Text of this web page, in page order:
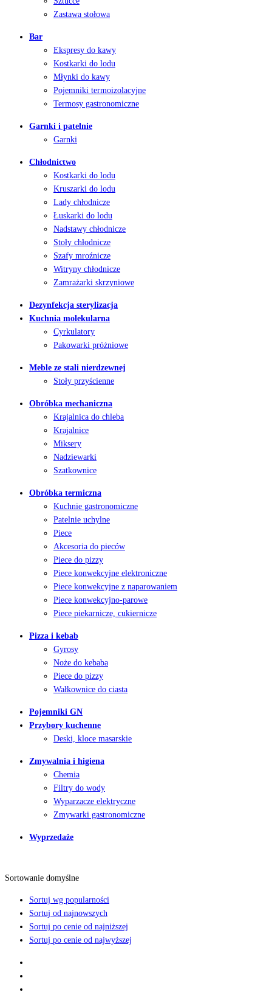
Zastawa stołowa
Bar
Ekspresy do kawy
Kostkarki do lodu
Młynki do kawy
Pojemniki termoizolacyjne
Termosy gastronomiczne
Garnki i patelnie
Garnki
Chłodnictwo
Kostkarki do lodu
Kruszarki do lodu
Lady chłodnicze
Łuskarki do lodu
Nadstawy chłodnicze
Stoły chłodnicze
Szafy mroźnicze
Witryny chłodnicze
Zamrażarki skrzyniowe
Dezynfekcja sterylizacja
Kuchnia molekularna
Cyrkulatory
Pakowarki próżniowe
Meble ze stali nierdzewnej
Stoły przyścienne
Obróbka mechaniczna
Krajalnica do chleba
Krajalnice
Miksery
Nadziewarki
Szatkownice
Obróbka termiczna
Kuchnie gastronomiczne
Patelnie uchylne
Piece
Akcesoria do pieców
Piece do pizzy
Piece konwekcyjne elektroniczne
Piece konwekcyjne z naparowaniem
Piece konwekcyjno-parowe
Piece piekarnicze, cukiernicze
Pizza i kebab
Gyrosy
Noże do kebaba
Piece do pizzy
Wałkownice do ciasta
Pojemniki GN
Przybory kuchenne
Deski, kloce masarskie
Zmywalnia i higiena
Chemia
Filtry do wody
Wyparzacze elektryczne
Zmywarki gastronomiczne
Wyprzedaże
Sortowanie domyślne
Sortuj wg popularności
Sortuj od najnowszych
Sortuj po cenie od najniższej
Sortuj po cenie od najwyższej